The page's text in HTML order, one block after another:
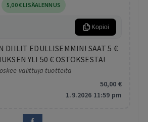
5 ,00€LISÄALENNUS
Kopioi
DIILIT EDULLISEMMIN! SAAT 5 €
YLI 50 € OSTOKSESTA!
valittuja tuotteita
50,00 €
1.9.2026 11:59 pm